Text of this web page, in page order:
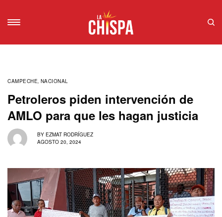
CAMPECHE, NACIONAL
Petroleros piden intervención de
AMLO para que les hagan justicia
BY EZMAT RODRÍGUEZ
AGOSTO 20, 2024